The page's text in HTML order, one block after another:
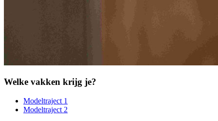
Welke vakken krijg je?
Modeltraject 1
Modeltraject 2